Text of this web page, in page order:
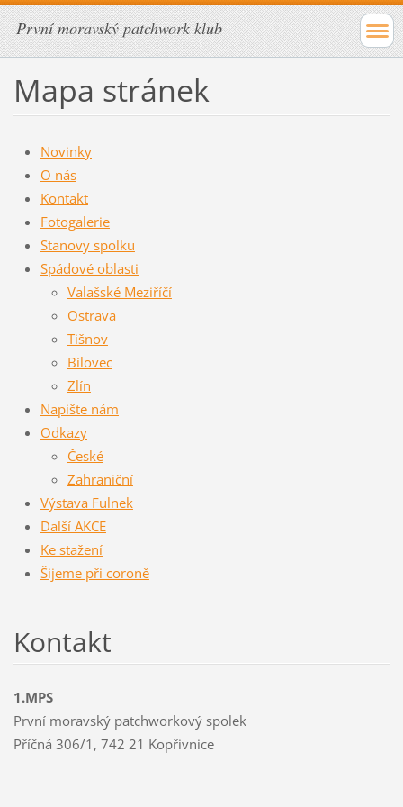
První moravský patchwork klub
Mapa stránek
Novinky
O nás
Kontakt
Fotogalerie
Stanovy spolku
Spádové oblasti
Valašské Meziříčí
Ostrava
Tišnov
Bílovec
Zlín
Napište nám
Odkazy
České
Zahraniční
Výstava Fulnek
Další AKCE
Ke stažení
Šijeme při coroně
Kontakt
1.MPS
První moravský patchworkový spolek
Příčná 306/1, 742 21 Kopřivnice